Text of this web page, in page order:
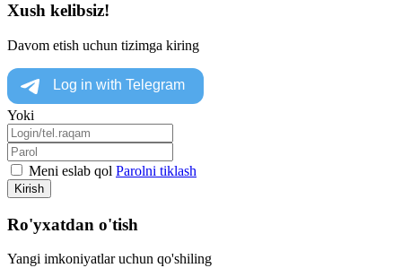
Xush kelibsiz!
Davom etish uchun tizimga kiring
Yoki
Meni eslab qol Parolni tiklash
Kirish
Ro'yxatdan o'tish
Yangi imkoniyatlar uchun qo'shiling